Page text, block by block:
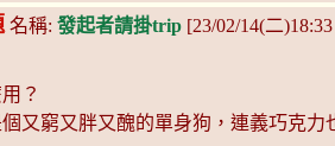
名稱: 發起者請掛trip [23/02/14(二
？
又窮又胖又醜的單身狗，連義巧克力